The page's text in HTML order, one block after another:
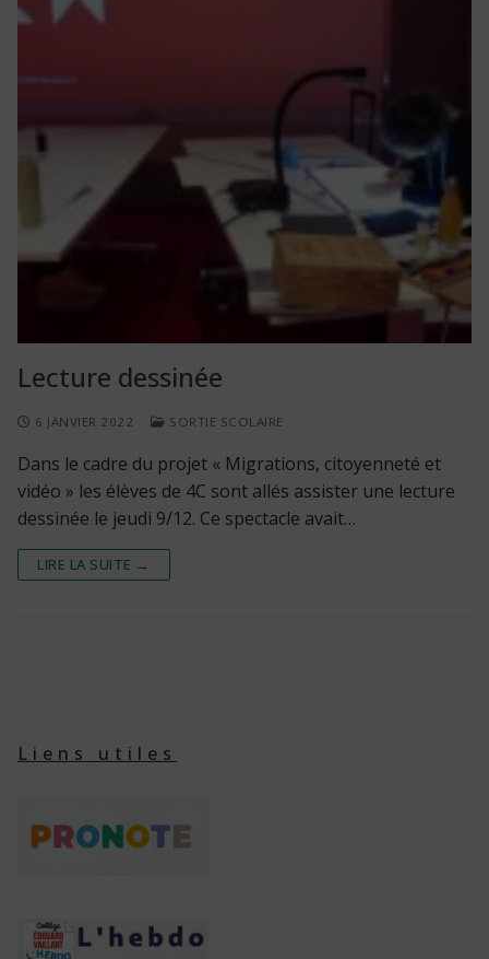
Lecture dessinée
6 JANVIER 2022 SORTIE SCOLAIRE
Dans le cadre du projet « Migrations, citoyenneté et
vidéo » les élèves de 4C sont allés assister une lecture
dessinée le jeudi 9/12. Ce spectacle avait…
LIRE LA SUITE →
Liens utiles